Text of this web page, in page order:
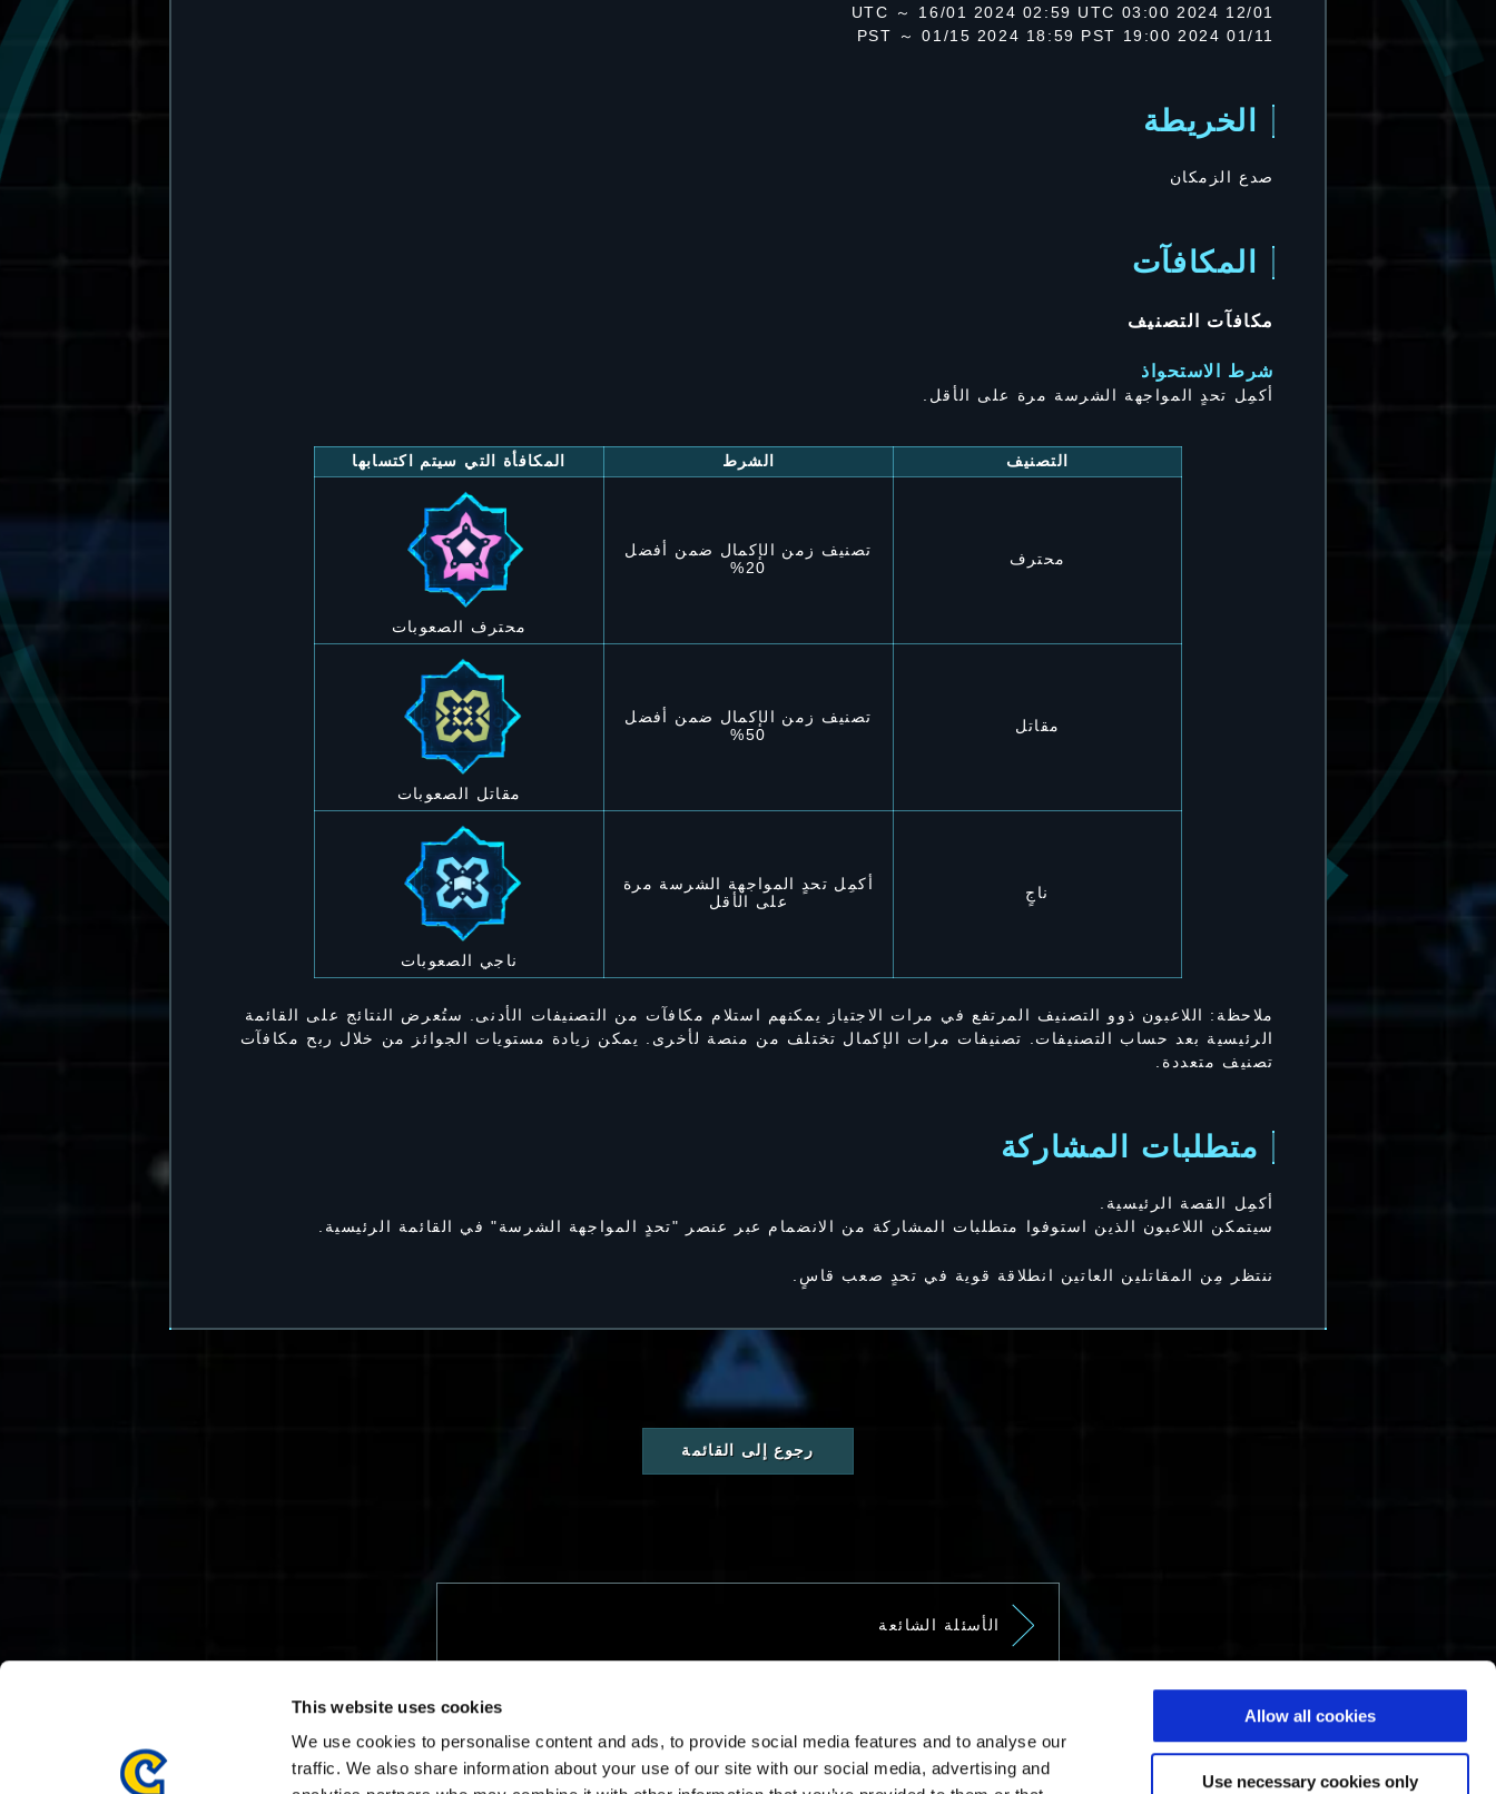
This website uses cookies
We use cookies to personalise content and ads, to provide social media features and to analyse our
traffic. We also share information about your use of our site with our social media, advertising and
Allow all cookies
Use necessary cookies only
12/01 2024 03:00 UTC ～ 16/01 2024 02:59 UTC
01/11 2024 19:00 PST ～ 01/15 2024 18:59 PST
الخريطة
صدع الزمكان
المكافآت
مكافآت التصنيف
شرط الاستحواذ
أكمِل تحدٍ المواجهة الشرسة مرة على الأقل.
التصنيف الشرط المكافأة التي سيتم اكتسابها
محترف
تصنيف زمن الإكمال ضمن أفضل
20%
محترف الصعوبات
مقاتل
تصنيف زمن الإكمال ضمن أفضل
50%
مقاتل الصعوبات
ناجٍ
أكمِل تحدٍ المواجهة الشرسة مرة
على الأقل
ناجي الصعوبات
ملاحظة: اللاعبون ذوو التصنيف المرتفع في مرات الاجتياز يمكنهم استلام مكافآت من التصنيفات الأدنى. ستُعرض النتائج على القائمة
الرئيسية بعد حساب التصنيفات. تصنيفات مرات الإكمال تختلف من منصة لأخرى. يمكن زيادة مستويات الجوائز من خلال ربح مكافآت
تصنيف متعددة.
متطلبات المشاركة
أكمِل القصة الرئيسية.
سيتمكن اللاعبون الذين استوفوا متطلبات المشاركة من الانضمام عبر عنصر "تحدٍ المواجهة الشرسة" في القائمة الرئيسية.
ننتظر مِن المقاتلين العاتين انطلاقة قوية في تحدٍ صعب قاسٍ.
رجوع إلى القائمة
الأسئلة الشائعة